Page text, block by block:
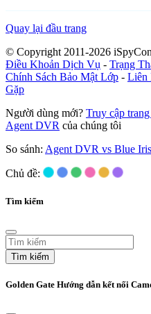
Quay lại đầu trang
© Copyright 2011-2026
Điều Khoản Dịch Vụ - Trạng
Chính Sách Bảo Mật Lớp - Liên
Gặp
Người dùng mới? Truy cập
Agent DVR của chúng tôi
So sánh: Agent DVR vs Blue Iris
Chủ đề:
Tìm kiếm
Tìm kiếm
Golden Gate Hướng dẫn kết nối